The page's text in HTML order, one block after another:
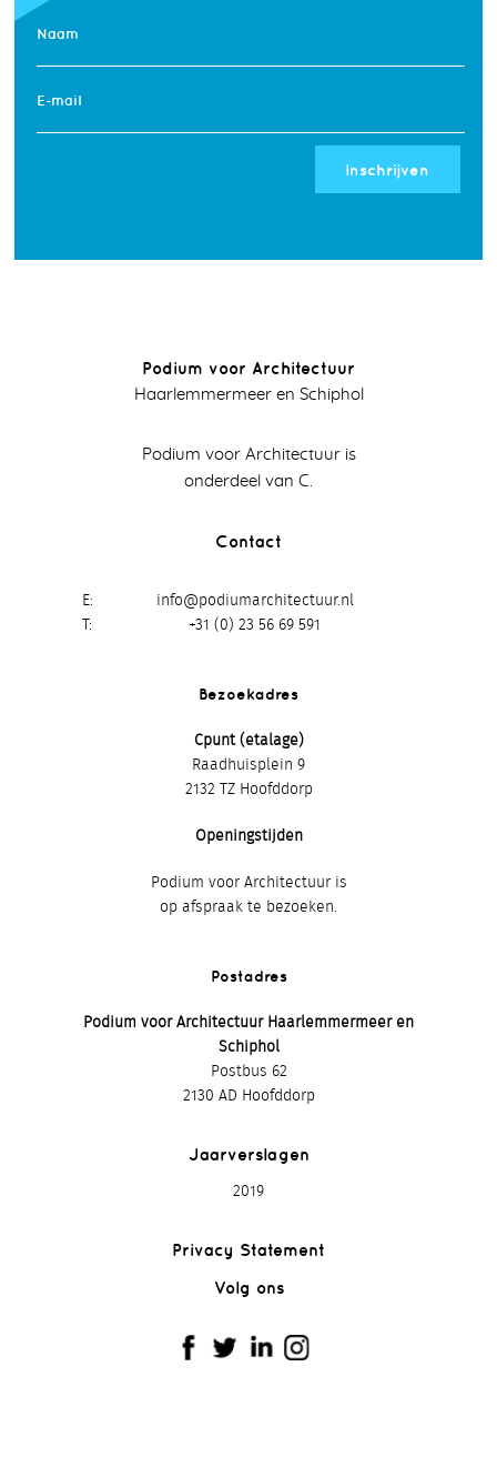
Naam
E-mail
Inschrijven
Podium voor Architectuur
Haarlemmermeer en Schiphol
Podium voor Architectuur is
onderdeel van C.
Contact
E
info@podiumarchitectuur.nl
+31 (0) 23 56 69 591
Bezoekadres
Cpunt (etalage)
Raadhuisplein 9
2132 TZ Hoofddorp
Openingstijden
Podium voor Architectuur is
op afspraak te bezoeken.
Postadres
Podium voor Architectuur Haarlemmermeer en
Schiphol
Postbus 62
2130 AD Hoofddorp
Jaarverslagen
2019
Privacy Statement
Volg ons